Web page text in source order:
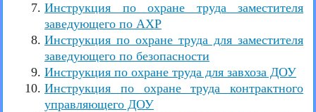
Инструкция по охране труда заместителя
заведующего по АХР
Инструкция по охране труда для заместителя
заведующего по безопасности
Инструкция по охране труда для завхоза ДОУ
Инструкция по охране труда контрактного
управляющего ДОУ